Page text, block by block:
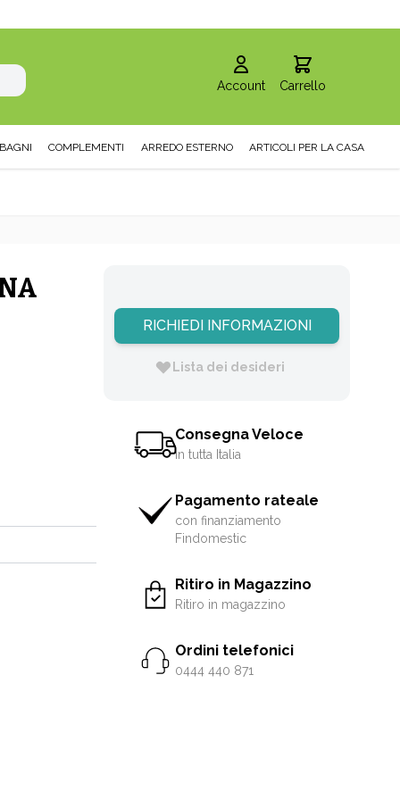
Account Carrello
BAGNI COMPLEMENTI ARREDO ESTERNO ARTICOLI PER LA CASA
RICHIEDI INFORMAZIONI
Lista dei desideri
Consegna Veloce
in tutta Italia
Pagamento rateale
con finanziamento
Findomestic
Ritiro in Magazzino
Ritiro in magazzino
Ordini telefonici
0444 440 871